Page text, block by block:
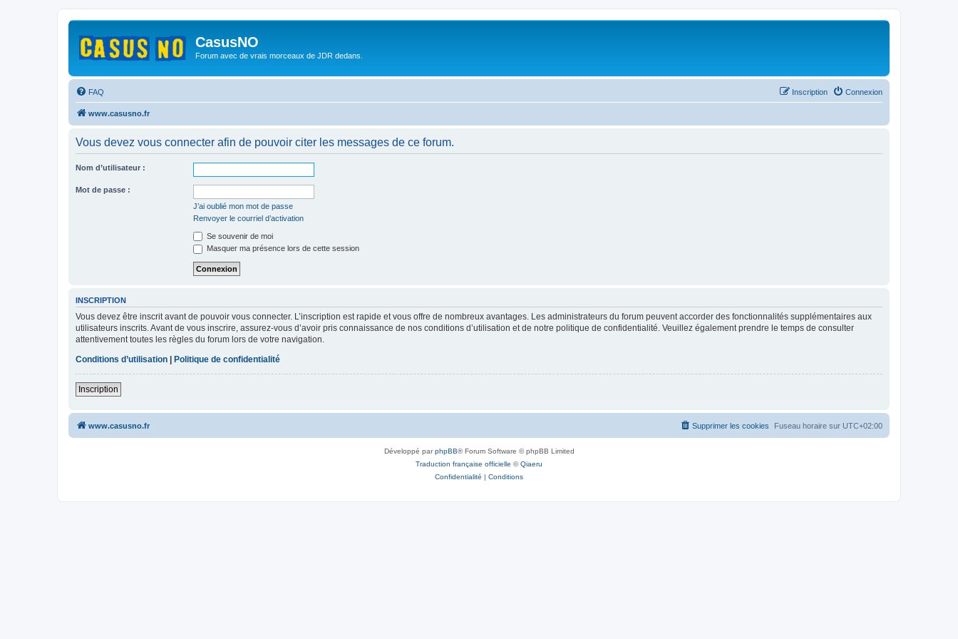
CasusNO
Forum avec de vrais morceaux de JDR dedans.
FAQ Connexion
Inscription
www.casusno.fr
Vous devez vous connecter afin de pouvoir citer les messages de ce forum.
Nom d’utilisateur :
Mot de passe :
J’ai oublié mon mot de passe
Renvoyer le courriel d’activation
Se souvenir de moi
Masquer ma présence lors de cette session
INSCRIPTION
Vous devez être inscrit avant de pouvoir vous connecter. L’inscription est rapide et vous offre de nombreux avantages. Les administrateurs du forum peuvent accorder des fonctionnalités supplémentaires aux
utilisateurs inscrits. Avant de vous inscrire, assurez-vous d’avoir pris connaissance de nos conditions d’utilisation et de notre politique de confidentialité. Veuillez également prendre le temps de consulter
attentivement toutes les règles du forum lors de votre navigation.
Conditions d’utilisation
Politique de confidentialité
Inscription
www.casusno.fr Fuseau horaire sur UTC+02:00
Supprimer les cookies
Développé parphpBB® Forum Software © phpBB Limited
Traduction française officielle ©Qiaeru
Confidentialité | Conditions